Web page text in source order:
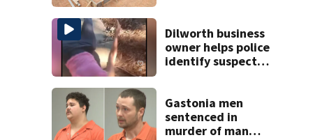
Dilworth business
owner helps police
identify suspect
Gastonia men
sentenced in
murder of man